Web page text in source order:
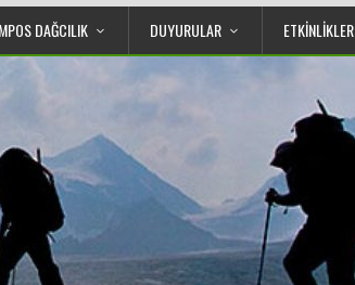
DAĞCILIK DUYURULAR ETKİNLİKLER